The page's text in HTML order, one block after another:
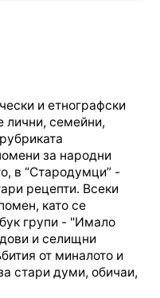
и етнографски
лични, семейни,
за народни
в “Стародумци” -
рецепти. Всеки
като се
групи - "Имало
и селищни
от миналото и
стари думи, обичаи,